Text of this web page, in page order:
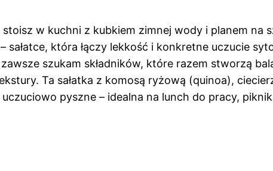
w kuchni z kubkiem zimnej wody i planem na
sałatce, która łączy lekkość i konkretne uczucie
szukam składników, które razem stworzą
Ta sałatka z komosą ryżową (quinoa),
pyszne – idealna na lunch do pracy,